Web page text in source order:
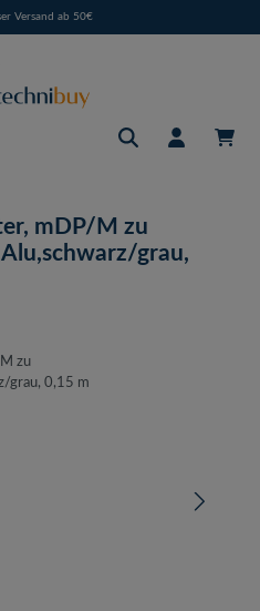
Versand ab 50€
mDP/M zu
grau,